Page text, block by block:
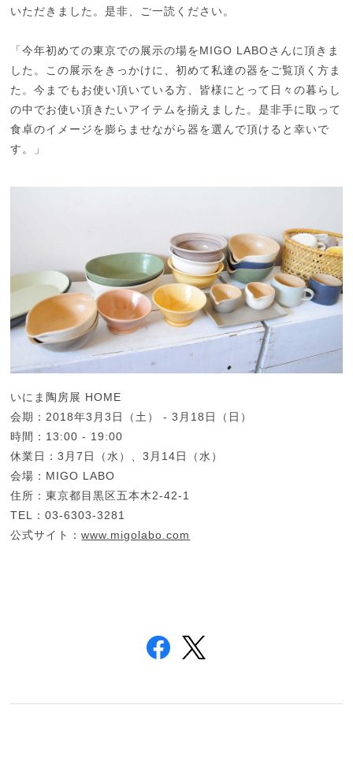
いただきました。是非、ご一読ください。
「今年初めての東京での展示の場をMIGO LABOさんに頂きま
した。この展示をきっかけに、初めて私達の器をご覧頂く方ま
た。今までもお使い頂いている方、皆様にとって日々の暮らし
の中でお使い頂きたいアイテムを揃えました。是非手に取って
食卓のイメージを膨らませながら器を選んで頂けると幸いで
す。」
いにま陶房展 HOME
会期：2018年3月3日（土） - 3月18日（日）
時間：13:00 - 19:00
休業日：3月7日（水）、3月14日（水）
会場：MIGO LABO
住所：東京都目黒区五本木2-42-1
TEL：03-6303-3281
公式サイト：www.migolabo.com